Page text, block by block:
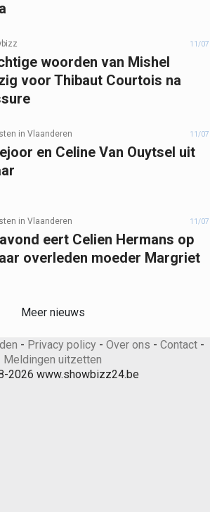
11/07
woorden van Mishel
voor Thibaut Courtois na
in Vlaanderen 11/07
en Celine Van Ouytsel uit
in Vlaanderen 11/07
eert Celien Hermans op
overleden moeder Margriet
Meer nieuws
- Privacy policy- Over ons - Contact-
Meldingen uitzetten
2026 www.showbizz24.be